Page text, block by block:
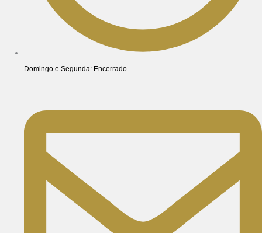
Domingo e Segunda: Encerrado